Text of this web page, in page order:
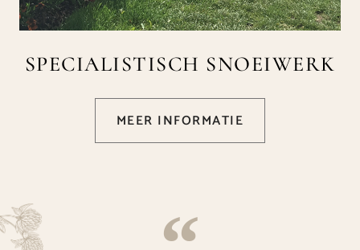
SPECIALISTISCH SNOEIWERK
MEER INFORMATIE